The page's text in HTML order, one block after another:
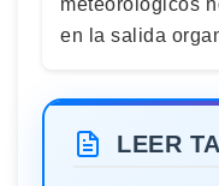
meteorológicos
en la salida
LEER